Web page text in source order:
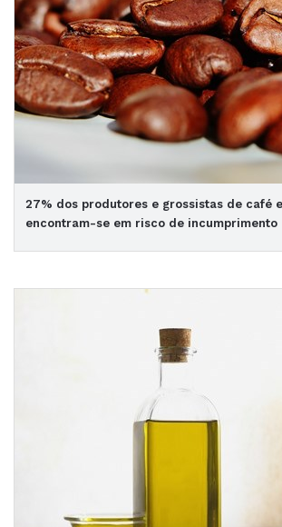
27% dos produtores e grossistas de café
encontram-se em risco de incumprimento